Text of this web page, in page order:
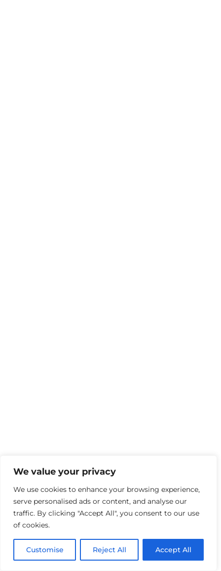
We value your privacy
We use cookies to enhance your browsing experience,
serve personalised ads or content, and analyse our
traffic. By clicking "Accept All", you consent to our use
of cookies.
Customise Reject All Accept All